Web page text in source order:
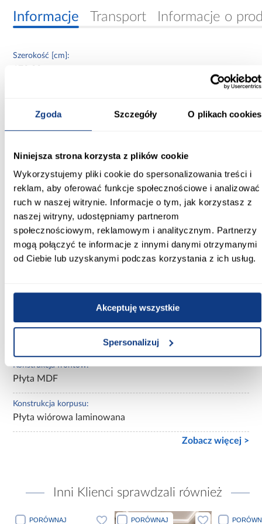
Zgoda Szczegóły O plikach cookies
Niniejsza strona korzysta z plików cookie
Wykorzystujemy pliki cookie do spersonalizowania treści i
reklam, aby oferować funkcje społecznościowe i analizować
ruch w naszej witrynie. Informacje o tym, jak korzystasz z
naszej witryny, udostępniamy partnerom
społecznościowym, reklamowym i analitycznym. Partnerzy
mogą połączyć te informacje z innymi danymi otrzymanymi
od Ciebie lub uzyskanymi podczas korzystania z ich usług.
Akceptuję wszystkie
Spersonalizuj
Informacje Transport Informacje o
Szerokość [cm]:
Wysokość [cm]:
Wybarwienie:
szare
Kolor korpusu:
szary/cremona
Wykończenie korpusu:
Konstrukcja frontów:
Płyta MDF
Konstrukcja korpusu:
Płyta wiórowa laminowana
Zobacz więcej >
Inni Klienci sprawdzali również
PORÓWNAJ PORÓWNAJ